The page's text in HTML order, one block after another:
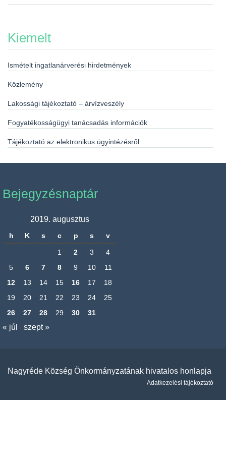
Kiemelt
Ismételt ingatlanárverési hirdetmények
Közlemény
Lakossági tájékoztató – árvízveszély
Fogyatékosságügyi tanácsadás információk
Tájékoztató az elektronikus ügyintézésről
Bejegyzésnaptár
2019. augusztus
h K s c p s v
1 2 3
4
5
6 7 8 9 10
11
12
13 14 15 16 17
18
19
20 21 22 23 24
25
26
27 28 29 30 31
« júl szept »
Nagyréde Község Önkormányzatának hivatalos honlapja
Adatkezelési tájékoztató